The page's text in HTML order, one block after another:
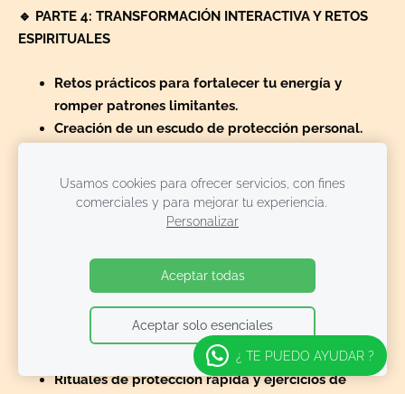
🔹 PARTE 4: TRANSFORMACIÓN INTERACTIVA Y RETOS
ESPIRITUALES
Retos prácticos para fortalecer tu energía y
romper patrones limitantes.
Creación de un escudo de protección personal.
SANACIÓN VIBRACIONAL
Uso de Flores de Bach, Orquídeas del Amazonas y
Métodos de aplicación para fortalecer el espíritu.
PARTE 6: BOTIQUÍN DE EMERGENCIA ESPIRITUAL
Técnicas exprés para momentos de crisis extrema.
Rituales de protección rápida y ejercicios de
Usamos cookies para ofrecer servicios, con fines
comerciales y para mejorar tu experiencia.
Personalizar
Aceptar todas
Aceptar solo esenciales
¿ TE PUEDO AYUDAR ?